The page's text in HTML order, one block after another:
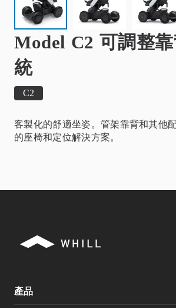
Model C2 可調整
統
C2
客製化的舒適坐姿。管架靠背和其他
的座椅和定位解決方案。
產品